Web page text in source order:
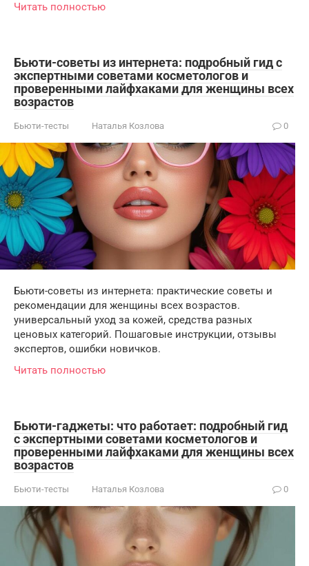
Читать полностью
Бьюти-советы из интернета: подробный гид с
экспертными советами косметологов и
проверенными лайфхаками для женщины всех
возрастов
Бьюти-тесты Наталья Козлова 0
Бьюти-советы из интернета: практические советы и
рекомендации для женщины всех возрастов.
универсальный уход за кожей, средства разных
ценовых категорий. Пошаговые инструкции, отзывы
экспертов, ошибки новичков.
Читать полностью
Бьюти-гаджеты: что работает: подробный гид
с экспертными советами косметологов и
проверенными лайфхаками для женщины всех
возрастов
Бьюти-тесты Наталья Козлова 0